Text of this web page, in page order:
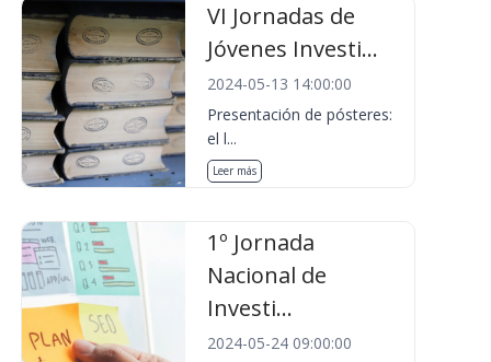
VI Jornadas de
Jóvenes Investi...
2024-05-13 14:00:00
Presentación de pósteres:
el l...
Leer más
1º Jornada
Nacional de
Investi...
2024-05-24 09:00:00